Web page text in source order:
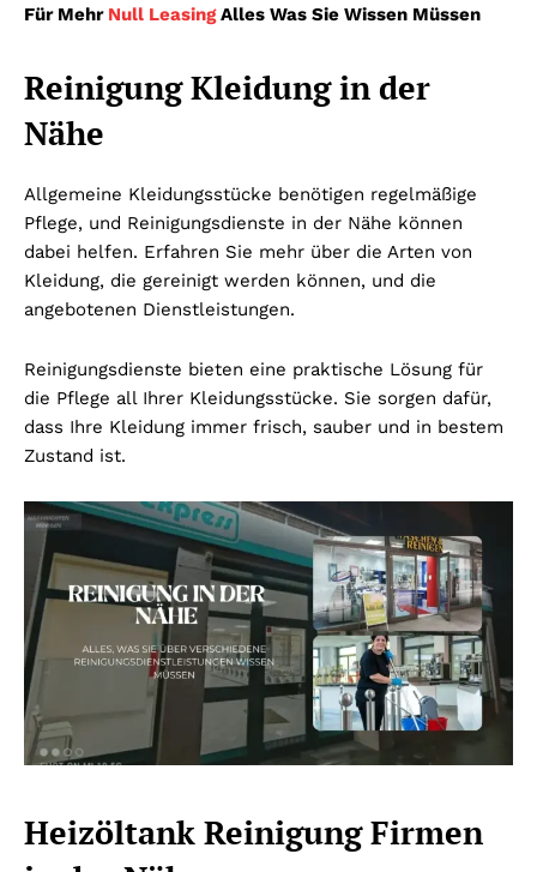
Für Mehr Null LeasingAlles Was Sie Wissen Müssen
Reinigung Kleidung in der
Nähe
Allgemeine Kleidungsstücke benötigen regelmäßige
Pflege, und Reinigungsdienste in der Nähe können
dabei helfen. Erfahren Sie mehr über die Arten von
Kleidung, die gereinigt werden können, und die
angebotenen Dienstleistungen.
Reinigungsdienste bieten eine praktische Lösung für
die Pflege all Ihrer Kleidungsstücke. Sie sorgen dafür,
dass Ihre Kleidung immer frisch, sauber und in bestem
Zustand ist.
Heizöltank Reinigung Firmen